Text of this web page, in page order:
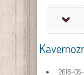
2018-